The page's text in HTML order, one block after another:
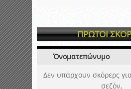
ΠΡΩΤΟΙ
Όνοματεπώνυμο
Δεν υπάρχουν σκόρερς
σεζόν,